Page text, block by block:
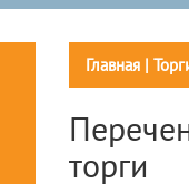
Главная|
торги